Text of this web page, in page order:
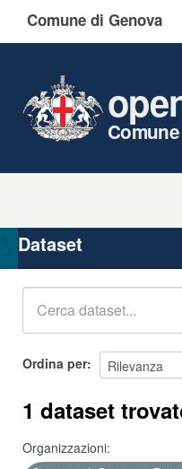
Comune di Genova
Organizzazioni
Gruppi
Dataset
Ordina per
1 dataset
Organizzazioni: